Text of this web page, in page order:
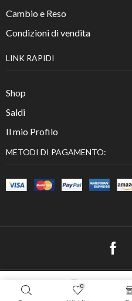
Cambio e Reso
Condizioni di vendita
LINK RAPIDI
Shop
Saldi
Il mio Profilo
METODI DI PAGAMENTO:
Copyright © 2023Tutte le
0